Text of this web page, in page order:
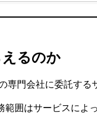
るのか
専門会社に委託する
範囲はサービスによ